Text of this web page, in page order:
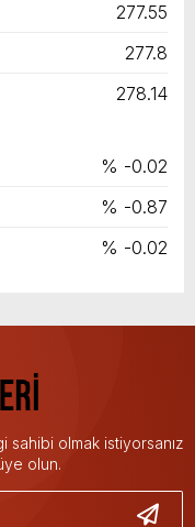
277.55
277.8
278.14
% -0.02
% -0.87
% -0.02
sahibi olmak istiyorsanız
olun.